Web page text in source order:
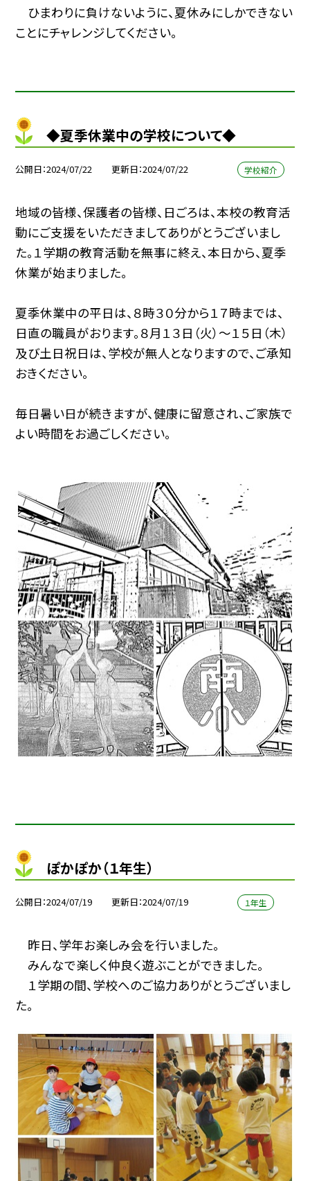
ひまわりに負けないように、夏休みにしかできない
ことにチャレンジしてください。
◆夏季休業中の学校について◆
公開日 2024/07/22 更新日 2024/07/22 学校紹介
地域の皆様、保護者の皆様、日ごろは、本校の教育活
動にご支援をいただきましてありがとうございまし
た。１学期の教育活動を無事に終え、本日から、夏季
休業が始まりました。
夏季休業中の平日は、８時３０分から１７時までは、
日直の職員がおります。８月１３日（火）〜１５日（木）
及び土日祝日は、学校が無人となりますので、ご承知
おきください。
毎日暑い日が続きますが、健康に留意され、ご家族で
よい時間をお過ごしください。
ぽかぽか（１年生）
公開日 2024/07/19 更新日 2024/07/19 １年生
昨日、学年お楽しみ会を行いました。
みんなで楽しく仲良く遊ぶことができました。
１学期の間、学校へのご協力ありがとうございまし
た。